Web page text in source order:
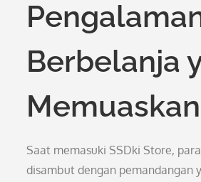
Berbelanja
Memuaskan
Saat memasuki SSDki Store,
disambut dengan pemandangan